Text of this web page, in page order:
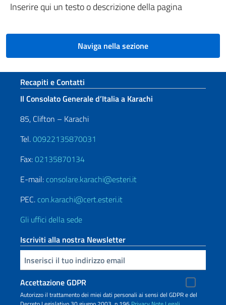
Inserire qui un testo o descrizione della pagina
Naviga nella sezione
Sezione footer
Recapiti e Contatti
Il Consolato Generale d’Italia a Karachi
85, Clifton – Karachi
Tel.00922135870031
Fax:02135870134
E-mail: consolare.karachi@esteri.it
PEC. con.karachi@cert.esteri.it
Gli uffici della sede
Iscriviti alla nostra Newsletter
Inserisci la tua email
Accettazione GDPR
Autorizzo il trattamento dei miei dati personali ai sensi del GDPR e del